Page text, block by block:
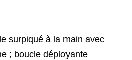
surpiqué à la main avec
; boucle déployante